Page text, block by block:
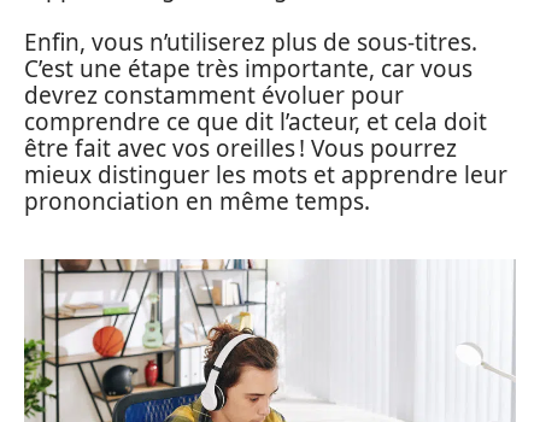
Enfin, vous n’utiliserez plus de sous-titres.
C’est une étape très importante, car vous
devrez constamment évoluer pour
comprendre ce que dit l’acteur, et cela doit
être fait avec vos oreilles ! Vous pourrez
mieux distinguer les mots et apprendre leur
prononciation en même temps.